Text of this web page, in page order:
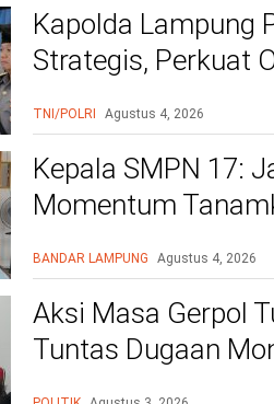
Kapolda Lampung
Strategis, Perkuat
TNI/POLRI Agustus 4, 2026
Kepala SMPN 17:
Momentum
BANDAR LAMPUNG Agustus 4, 2026
Aksi Masa Gerpol
Tuntas Dugaan